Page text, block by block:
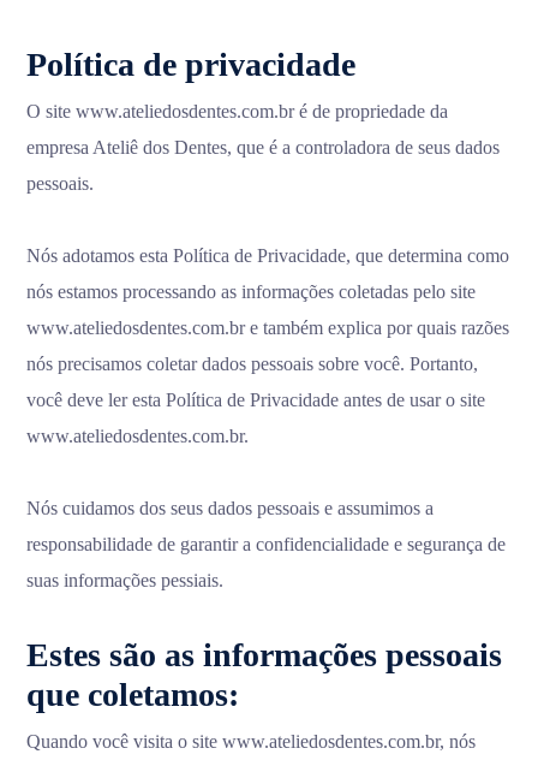
Política de privacidade
O site www.ateliedosdentes.com.br é de propriedade da
empresa Ateliê dos Dentes, que é a controladora de seus dados
pessoais.
Nós adotamos esta Política de Privacidade, que determina como
nós estamos processando as informações coletadas pelo site
www.ateliedosdentes.com.br e também explica por quais razões
nós precisamos coletar dados pessoais sobre você. Portanto,
você deve ler esta Política de Privacidade antes de usar o site
www.ateliedosdentes.com.br.
Nós cuidamos dos seus dados pessoais e assumimos a
responsabilidade de garantir a confidencialidade e segurança de
suas informações pessiais.
Estes são as informações pessoais
que coletamos:
Quando você visita o site www.ateliedosdentes.com.br, nós